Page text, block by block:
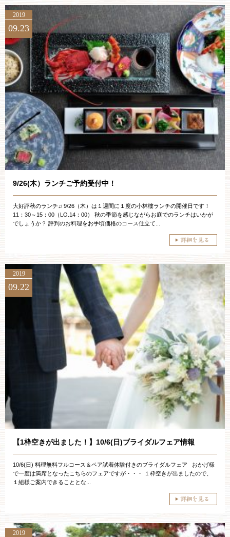
2019
09.23
9/26(木）ランチご予約受付中！
大好評秋のランチ♫ 9/26（木）は１週間に１度の小林樓ランチの開催日です！
11：30～15：00（LO.14：00） 秋の季節を感じながらお庭でのランチはいかが
でしょうか？ 評判のお料理をお手頃価格のコース仕立て...
2019
09.22
【1枠空きが出ました！】10/6(日)ブライダルフェア情報
10/6(日) 料理無料フルコース＆ペア試着体験付きのブライダルフェア おかげ様
で一度は満席となったこちらのフェアですが・・・ １枠空きが出ましたので、
１組様ご案内できることとな...
2019